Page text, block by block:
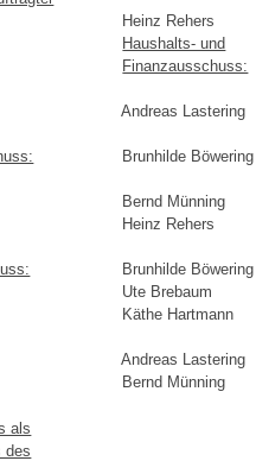
Heinz Rehers
Haushalts- und
Finanzausschuss:
Andreas Lastering
Brunhilde Böwering
Bernd Münning
Heinz Rehers
Brunhilde Böwering
Ute Brebaum
Käthe Hartmann
Andreas Lastering
Bernd Münning
als
des